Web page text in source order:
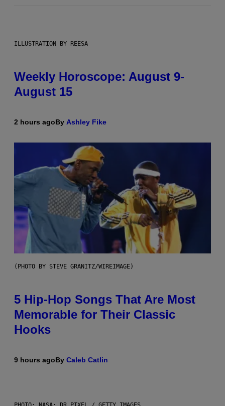
ILLUSTRATION BY REESA
Weekly Horoscope: August 9-
August 15
2 hours agoBy Ashley Fike
(PHOTO BY STEVE GRANITZ/WIREIMAGE)
5 Hip-Hop Songs That Are Most
Memorable for Their Classic
Hooks
9 hours agoBy Caleb Catlin